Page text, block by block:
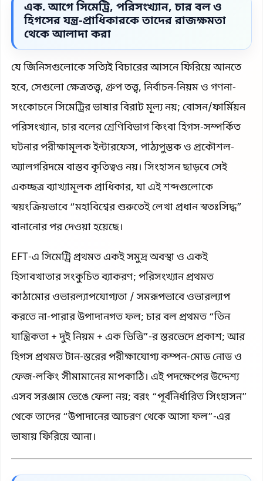
এক. আগে সিমেট্রি, পরিসংখ্যান, চার বল ও
হিগসের যন্ত্র-প্রাধিকারকে তাদের রাজক্ষমতা
থেকে আলাদা করা
যে জিনিসগুলোকে সত্যিই বিচারের আসনে ফিরিয়ে আনতে
হবে, সেগুলো ক্ষেত্রতত্ত্ব, গ্রুপ তত্ত্ব, নির্বাচন-নিয়ম ও গণনা-
সংকোচনে সিমেট্রির ভাষার বিরাট মূল্য নয়; বোসন/ফার্মিয়ন
পরিসংখ্যান, চার বলের শ্রেণিবিভাগ কিংবা হিগস-সম্পর্কিত
ঘটনার পরীক্ষামূলক ইন্টারফেস, পাঠ্যপুস্তক ও প্রকৌশল-
অ্যালগরিদমে বাস্তব কৃতিত্বও নয়। সিংহাসন ছাড়বে সেই
একচ্ছত্র ব্যাখ্যামূলক প্রাধিকার, যা এই শব্দগুলোকে
স্বয়ংক্রিয়ভাবে “মহাবিশ্বের শুরুতেই লেখা প্রধান স্বতঃসিদ্ধ”
বানানোর পর দেওয়া হয়েছে।
EFT-এ সিমেট্রি প্রথমত একই সমুদ্র অবস্থা ও একই
হিসাবখাতার সংকুচিত ব্যাকরণ; পরিসংখ্যান প্রথমত
কাঠামোর ওভারল্যাপযোগ্যতা / সমরূপভাবে ওভারল্যাপ
করতে না-পারার উপাদানগত ফল; চার বল প্রথমত “তিন
যান্ত্রিকতা + দুই নিয়ম + এক ভিত্তি”-র স্তরভেদে প্রকাশ; আর
হিগস প্রথমত টান-স্তরের পরীক্ষাযোগ্য কম্পন-মোড নোড ও
ফেজ-লকিং সীমামানের মাপকাঠি। এই পদক্ষেপের উদ্দেশ্য
এসব সরঞ্জাম ভেঙে ফেলা নয়; বরং “পূর্বনির্ধারিত সিংহাসন”
থেকে তাদের “উপাদানের আচরণ থেকে আসা ফল”-এর
ভাষায় ফিরিয়ে আনা।